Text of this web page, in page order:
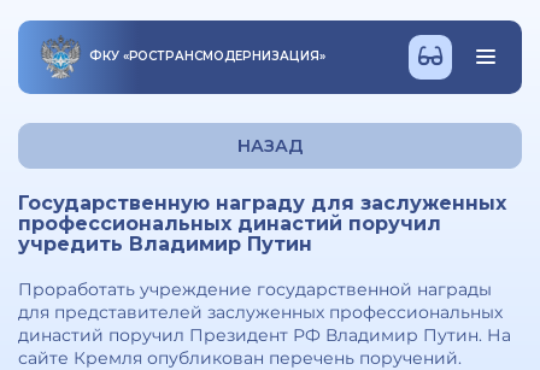
ФКУ «РОСТРАНСМОДЕРНИЗАЦИЯ»
НАЗАД
Государственную награду для заслуженных
профессиональных династий поручил
учредить Владимир Путин
Проработать учреждение государственной награды
для представителей заслуженных профессиональных
династий поручил Президент РФ Владимир Путин. На
сайте Кремля опубликован перечень поручений.